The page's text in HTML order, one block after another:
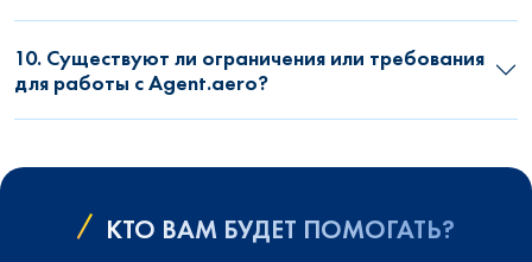
10. Существуют ли ограничения или требования
для работы с Agent.aero?
КТО ВАМ БУДЕТ ПОМОГАТЬ?